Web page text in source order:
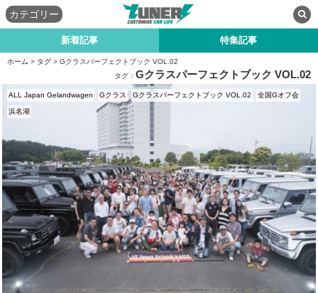
カテゴリー
新着記事 特集記事
ホーム > タグ > Gクラスパーフェクトブック VOL.02
タグ： Gクラスパーフェクトブック VOL.02
ALL Japan Gelandwagen Gクラス Gクラスパーフェクトブック VOL.02 全国Gオフ会
浜名湖